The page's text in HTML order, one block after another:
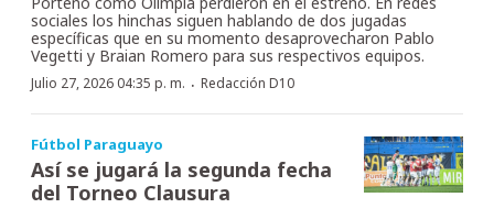
sociales los hinchas siguen hablando de dos jugadas
específicas que en su momento desaprovecharon Pablo
Vegetti y Braian Romero para sus respectivos equipos.
Julio 27, 2026 04:35 p. m. · Redacción D10
Fútbol Paraguayo
Así se jugará la segunda fecha
del Torneo Clausura